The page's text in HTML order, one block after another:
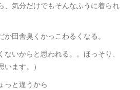
、気分だけでもそんなふうに着られ
田舎臭くかっこわるくなる。
ないからと思われる。。ほっそり、
ます。）
っと違うから